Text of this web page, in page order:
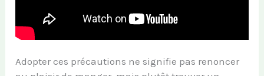
Adopter ces précautions ne signifie pas renoncer